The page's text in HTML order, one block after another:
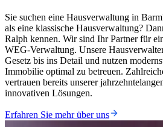
Sie suchen eine Hausverwaltung in
als eine klassische Hausverwaltung?
Ralph kennen. Wir sind Ihr Partner für
WEG-Verwaltung. Unsere
Gesetz bis ins Detail und nutzen
Immobilie optimal zu betreuen.
vertrauen bereits unserer
innovativen Lösungen.
Erfahren Sie mehr über uns